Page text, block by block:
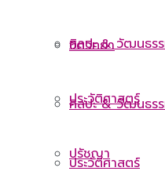
จิตวิทยา
ศิลปะ & วัฒนธร
ประวัติศาสตร์
ศิลปะ & วัฒนธร
ประวัติศาสตร์
ปรัชญา